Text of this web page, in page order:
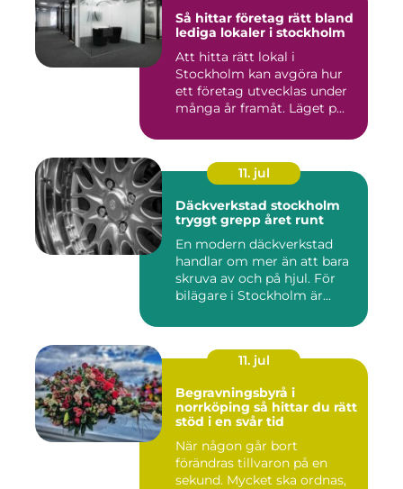
Så hittar företag rätt bland
lediga lokaler i stockholm
Att hitta rätt lokal i
Stockholm kan avgöra hur
ett företag utvecklas under
många år framåt. Läget p...
11. jul
Däckverkstad stockholm
tryggt grepp året runt
En modern däckverkstad
handlar om mer än att bara
skruva av och på hjul. För
bilägare i Stockholm är...
11. jul
Begravningsbyrå i
norrköping så hittar du rätt
stöd i en svår tid
När någon går bort
förändras tillvaron på en
sekund. Mycket ska ordnas,